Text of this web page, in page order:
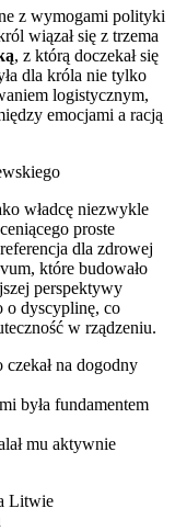
z wymogami polityki
wiązał się z trzema
, z którą doczekał się
dla króla nie tylko
logistycznym,
emocjami a racją
władcę niezwykle
proste
dla zdrowej
które budowało
perspektywy
o dyscyplinę, co
w rządzeniu.
czekał na dogodny
była fundamentem
mu aktywnie
Litwie